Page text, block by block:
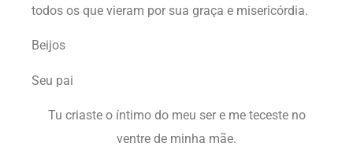
todos os que vieram por sua graça e misericórdia.
Beijos
Seu pai
Tu criaste o íntimo do meu ser e me teceste no
ventre de minha mãe.